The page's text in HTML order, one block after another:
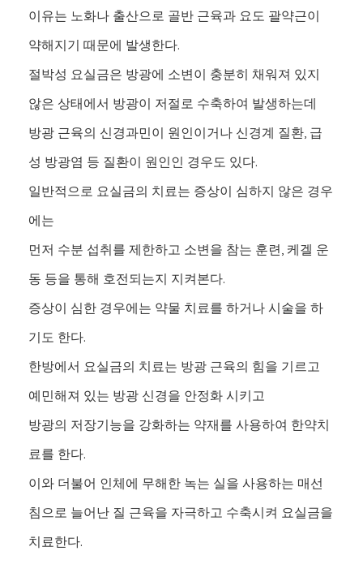
이유는 노화나 출산으로 골반 근육과 요도 괄약근이
약해지기 때문에 발생한다.
절박성 요실금은 방광에 소변이 충분히 채워져 있지
않은 상태에서 방광이 저절로 수축하여 발생하는데
방광 근육의 신경과민이 원인이거나 신경계 질환, 급
성 방광염 등 질환이 원인인 경우도 있다.
일반적으로 요실금의 치료는 증상이 심하지 않은 경우
에는
먼저 수분 섭취를 제한하고 소변을 참는 훈련, 케겔 운
동 등을 통해 호전되는지 지켜본다.
증상이 심한 경우에는 약물 치료를 하거나 시술을 하
기도 한다.
한방에서 요실금의 치료는 방광 근육의 힘을 기르고
예민해져 있는 방광 신경을 안정화 시키고
방광의 저장기능을 강화하는 약재를 사용하여 한약치
료를 한다.
이와 더불어 인체에 무해한 녹는 실을 사용하는 매선
침으로 늘어난 질 근육을 자극하고 수축시켜 요실금을
치료한다.